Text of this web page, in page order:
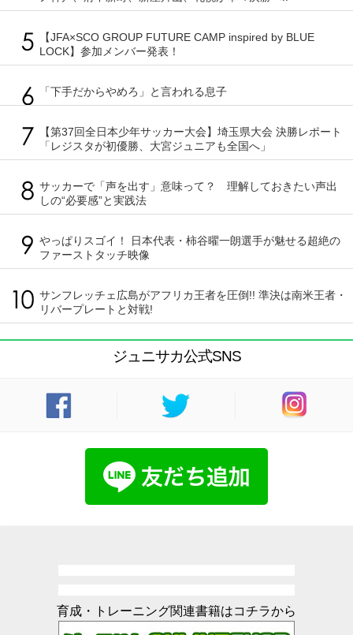
【JFA×SCO GROUP FUTURE CAMP inspired by BLUE
LOCK】参加メンバー発表！
「下手だからやめろ」と言われる息子
【第37回全日本少年サッカー大会】埼玉県大会 決勝レポート
「レジスタが初優勝、大宮ジュニアも全国へ」
サッカーで「声を出す」意味って？ 理解しておきたい声出
しの“必要感”と実践法
やっぱりスゴイ！ 日本代表・柿谷曜一朗選手が魅せる超絶の
ファーストタッチ映像
サンフレッチェ広島がアフリカ王者を圧倒!! 準決は南米王者・
リバープレートと対戦!
ジュニサカ公式SNS
育成・トレーニング関連書籍はコチラから